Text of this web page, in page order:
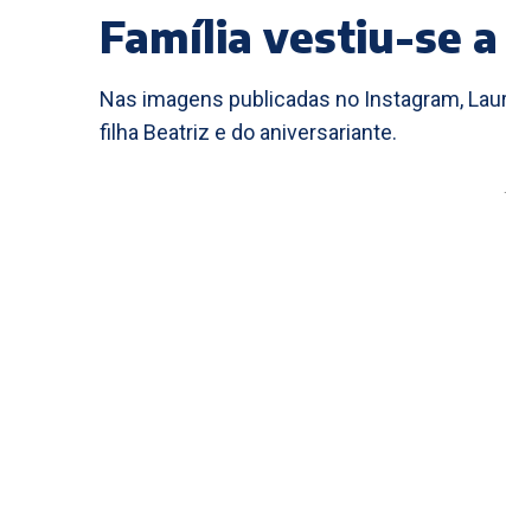
Família vestiu-se
Nas imagens publicadas no Instagram,
filha Beatriz e do aniversariante.